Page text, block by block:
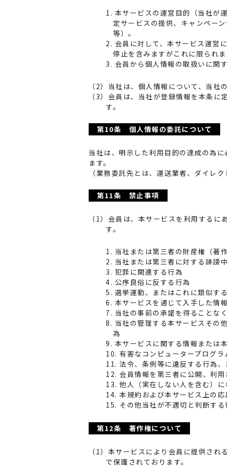
1. 本サービスの運営目的（当社が
定サービスの提供、キャンペー
等）。
2. 会員に対して、本サービス運営
停止を含みますがこれに限られま
3. 会員から個人情報の取扱いに関
（2）当社は、個人情報について、当社の
（3）会員は、当社が登録情報を本条
す。
第10条 個人情報の委託について
当社は、明示した利用目的の達成の為
ます。
（業務委託先とは、運送業者、ダイレ
第11条 禁止事項
（1）会員は、本サービスを利用する
す。
1. 当社または第三者の財産権（著
2. 当社または第三者に対する誹謗
3. 犯罪に関連する行為
4. 公序良俗に反する行為
5. 選挙運動、またはこれに類似す
6. 本サービスを通じて入手した情
7. 当社の事前の承諾を得ることな
8. 当社の管理する本サービスその
為
9. 本サービスに関する情報または
10. 有害なコンピュータープログ
11. 法令、条例等に違反する行為
12. 会員情報を第三者に公開、利用
13. 他人（実在しない人を含む）
14. 本規約および本サービス上の
15. その他当社が不適切と判断する
第12条 著作権について
（1）本サービスにより会員に提供さ
で保護されております。